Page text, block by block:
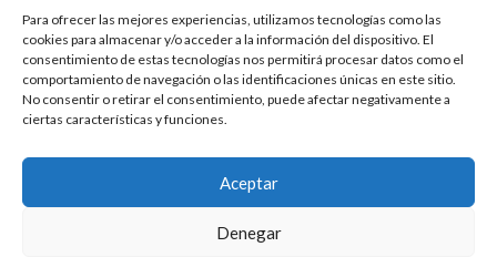
Para ofrecer las mejores experiencias, utilizamos tecnologías como las
cookies para almacenar y/o acceder a la información del dispositivo. El
consentimiento de estas tecnologías nos permitirá procesar datos como el
comportamiento de navegación o las identificaciones únicas en este sitio.
No consentir o retirar el consentimiento, puede afectar negativamente a
ciertas características y funciones.
Aceptar
Denegar
LEGAL
AVISO LEGAL
POLÍTICA DE PRIVACIDAD
Diseño y posicionamiento web por